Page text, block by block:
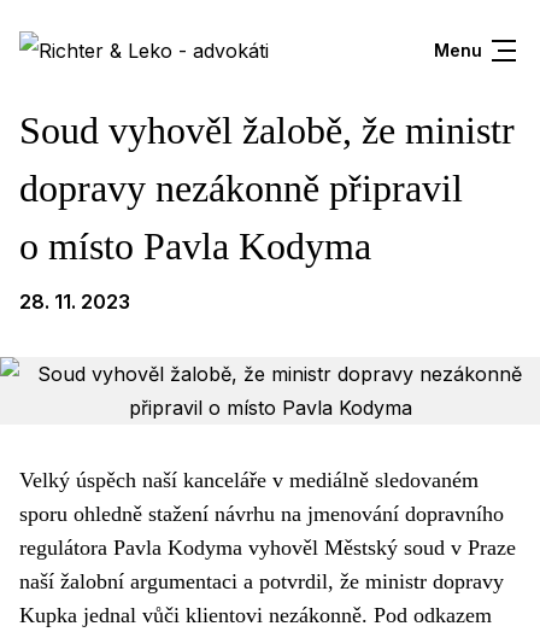
Menu
Soud vyhověl žalobě, že ministr
dopravy nezákonně připravil
o místo Pavla Kodyma
28. 11. 2023
Velký úspěch naší kanceláře v mediálně sledovaném
sporu ohledně stažení návrhu na jmenování dopravního
regulátora Pavla Kodyma vyhověl Městský soud v Praze
naší žalobní argumentaci a potvrdil, že ministr dopravy
Kupka jednal vůči klientovi nezákonně. Pod odkazem